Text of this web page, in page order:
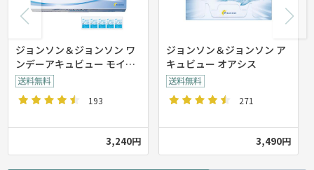
ジョンソン＆ジョンソン ワ
ンデーアキュビュー モイス
ト【30枚入り】
193
3,240円
ジョンソン＆ジョンソン ア
キュビュー オアシス
271
3,490円